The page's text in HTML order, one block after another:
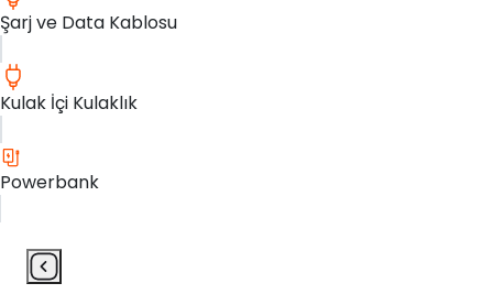
Şarj ve Data Kablosu
Kulak İçi Kulaklık
Powerbank